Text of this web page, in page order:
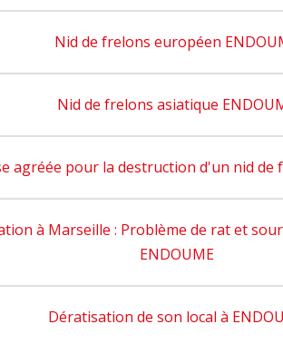
Nid de frelons européen
Nid de frelons asiatique
agréée pour la destruction d'un nid de
à Marseille : Problème de rat et
ENDOUME
Dératisation de son local à